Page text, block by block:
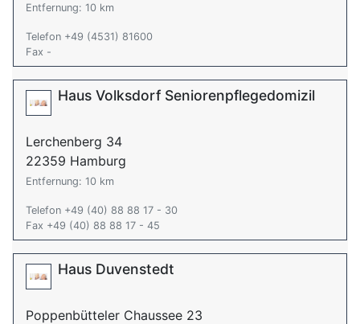
Entfernung: 10 km
Telefon +49 (4531) 81600
Fax -
Haus Volksdorf Seniorenpflegedomizil
Lerchenberg 34
22359 Hamburg
Entfernung: 10 km
Telefon +49 (40) 88 88 17 - 30
Fax +49 (40) 88 88 17 - 45
Haus Duvenstedt
Poppenbütteler Chaussee 23